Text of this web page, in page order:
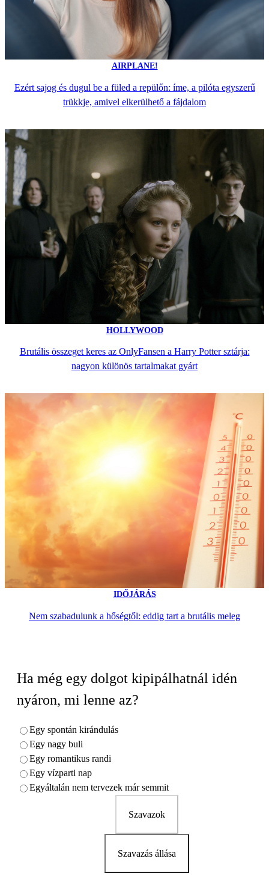
AIRPLANE!
Ezért sajog és dugul be a füled a repülőn: íme, a pilóta egyszerű
trükkje, amivel elkerülhető a fájdalom
HOLLYWOOD
Brutális összeget keres az OnlyFansen a Harry Potter sztárja:
nagyon különös tartalmakat gyárt
IDŐJÁRÁS
Nem szabadulunk a hőségtől: eddig tart a brutális meleg
Ha még egy dolgot kipipálhatnál idén
nyáron, mi lenne az?
Egy spontán kirándulás
Egy nagy buli
Egy romantikus randi
Egy vízparti nap
Egyáltalán nem tervezek már semmit
Szavazok
Szavazás állása